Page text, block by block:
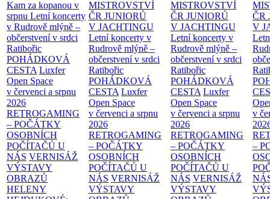
Kam za kopanou v
srpnu Letní koncerty
v Rudrově mlýně –
občerstvení v srdci
Ratibořic
POHÁDKOVÁ
CESTA Luxfer
Open Space
v červenci a srpnu
2026
RETROGAMING
– POČÁTKY
OSOBNÍCH
POČÍTAČŮ U
NÁS VERNISÁŽ
VÝSTAVY
OBRAZŮ
HELENY
MISTROVSTVÍ
ČR JUNIORŮ
V JACHTINGU
Letní koncerty v
Rudrově mlýně –
občerstvení v srdci
Ratibořic
POHÁDKOVÁ
CESTA Luxfer
Open Space
v červenci a srpnu
2026
RETROGAMING
– POČÁTKY
OSOBNÍCH
POČÍTAČŮ U
NÁS VERNISÁŽ
VÝSTAVY
MISTROVSTVÍ
ČR JUNIORŮ
V JACHTINGU
Letní koncerty v
Rudrově mlýně –
občerstvení v srdci
Ratibořic
POHÁDKOVÁ
CESTA Luxfer
Open Space
v červenci a srpnu
2026
RETROGAMING
– POČÁTKY
OSOBNÍCH
POČÍTAČŮ U
NÁS VERNISÁŽ
VÝSTAVY
ČR
V
v
–